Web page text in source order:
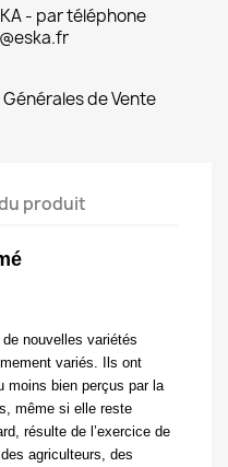
- par téléphone
de Vente
produit
nouvelles variétés
variés. Ils ont
moins bien perçus par la
même si elle reste
résulte de l’exercice de
agriculteurs, des